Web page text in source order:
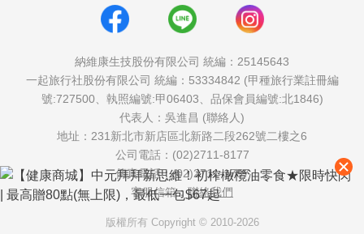
納維康生技股份有限公司 統編：25145643
一起旅行社股份有限公司 統編：53334842 (甲種旅行業註冊編
號:727500、執照編號:甲06403、品保會員編號:北1846)
代表人：吳進昌 (聯絡人)
地址：231新北市新店區北新路二段262號二樓之6
公司電話：(02)2711-8177
傳真電話：(02)2711-1757
客服信箱：聯絡我們
版權所有 Copyright © 2010-2026